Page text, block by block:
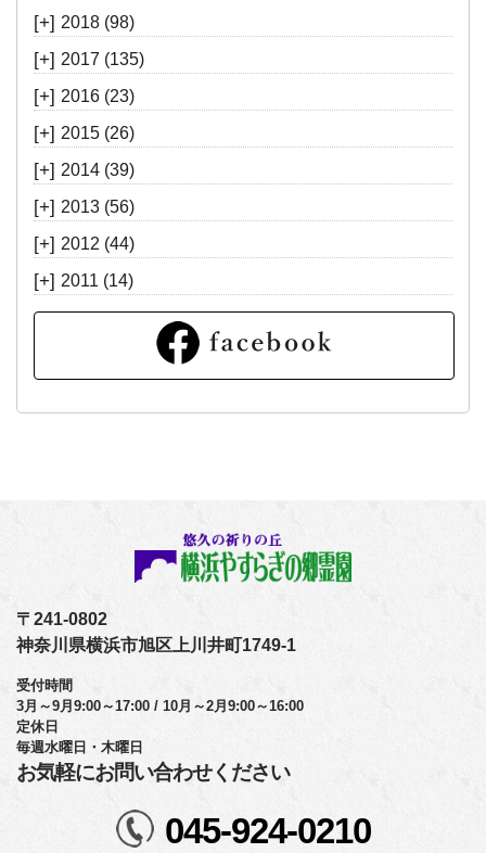
[+] 2018 (98)
[+] 2017 (135)
[+] 2016 (23)
[+] 2015 (26)
[+] 2014 (39)
[+] 2013 (56)
[+] 2012 (44)
[+] 2011 (14)
〒241-0802
神奈川県横浜市旭区上川井町1749-1
受付時間
3月～9月9:00～17:00 / 10月～2月9:00～16:00
定休日
毎週水曜日・木曜日
お気軽にお問い合わせください
045-924-0210